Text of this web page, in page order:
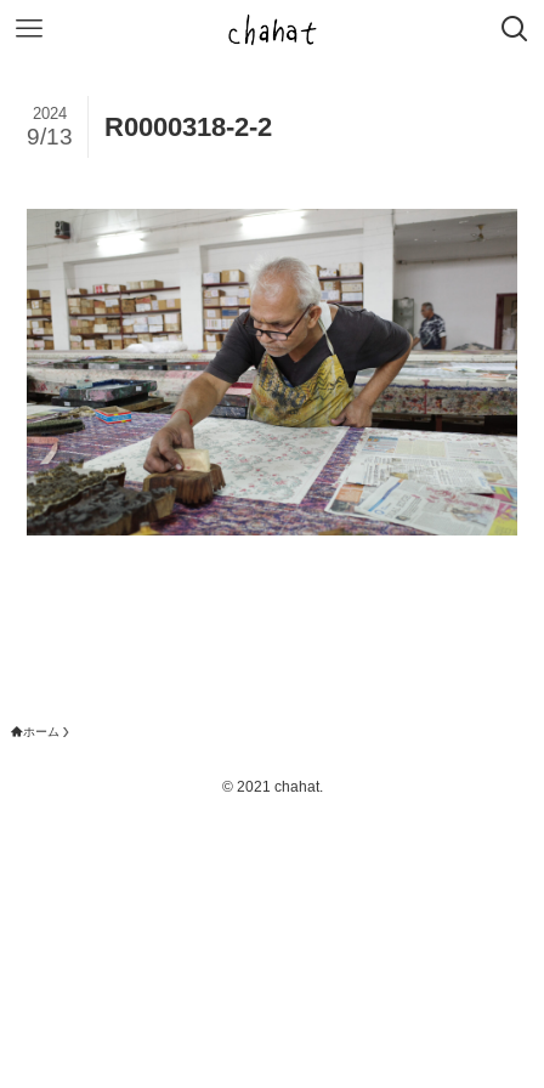
R0000318-2-2
2024
9/13
ホーム
©2021 chahat.